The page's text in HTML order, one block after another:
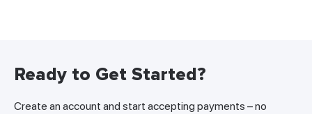
Ready to Get Started?
Create an account and start accepting payments – no